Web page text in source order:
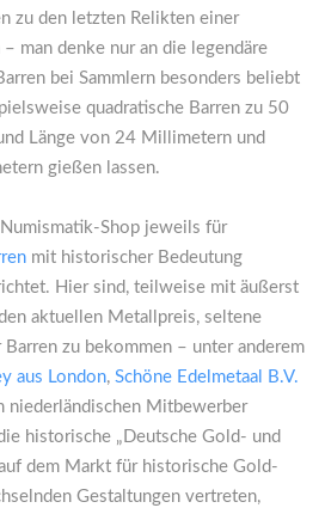
zu den letzten Relikten einer
man denke nur an die legendäre
bei Sammlern besonders beliebt
quadratische Barren zu 50
Länge von 24 Millimetern und
gießen lassen.
Shop jeweils für
mit historischer Bedeutung
Hier sind, teilweise mit äußerst
aktuellen Metallpreis, seltene
zu bekommen – unter anderem
aus London, Schöne Edelmetaal B.V.
niederländischen Mitbewerber
historische „Deutsche Gold- und
dem Markt für historische Gold-
Gestaltungen vertreten,